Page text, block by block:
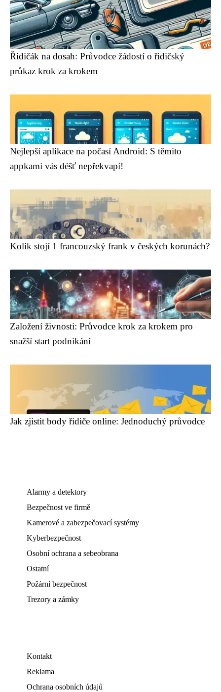
Řidičák na dosah: Průvodce žádostí o řidičský
průkaz krok za krokem
Nejlepší aplikace na počasí Android: S těmito
appkami vás déšť nepřekvapí!
Kolik stojí 1 francouzský frank v českých korunách?
Založení živnosti: Průvodce krok za krokem pro
snažší start podnikání
Jak zjistit body řidiče online: Jednoduchý průvodce
Alarmy a detektory
Bezpečnost ve firmě
Kamerové a zabezpečovací systémy
Kyberbezpečnost
Osobní ochrana a sebeobrana
Ostatní
Požární bezpečnost
Trezory a zámky
Kontakt
Reklama
Ochrana osobních údajů